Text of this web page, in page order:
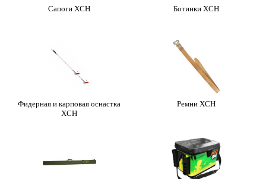
Сапоги ХСН Ботинки ХСН
Фидерная и карповая оснастка
ХСН
Ремни ХСН